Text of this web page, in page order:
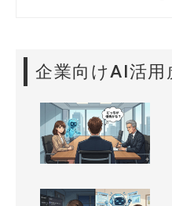
企業向けAI活用